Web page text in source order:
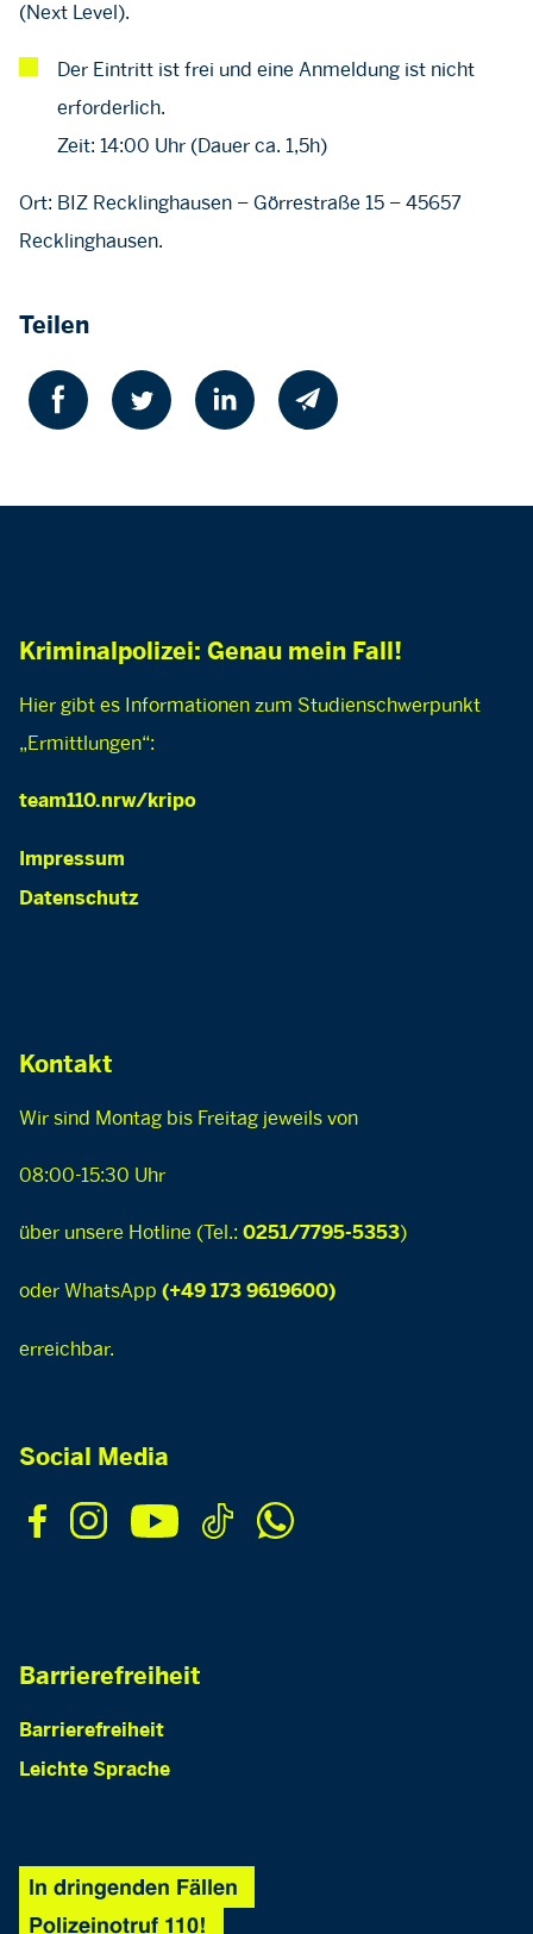
(Next Level).
Der Eintritt ist frei und eine Anmeldung ist nicht
erforderlich.
Zeit: 14:00 Uhr (Dauer ca. 1,5h)
Ort: BIZ Recklinghausen – Görrestraße 15 – 45657
Recklinghausen.
Teilen
Kriminalpolizei: Genau mein Fall!
Hier gibt es Informationen zum Studienschwerpunkt
„Ermittlungen“:
team110.nrw/kripo
Impressum
Datenschutz
Kontakt
Wir sind Montag bis Freitag jeweils von
08:00-15:30 Uhr
über unsere Hotline (Tel.: 0251/7795-5353)
oder WhatsApp (+49 173 9619600)
erreichbar.
Social Media
Barrierefreiheit
Barrierefreiheit
Leichte Sprache